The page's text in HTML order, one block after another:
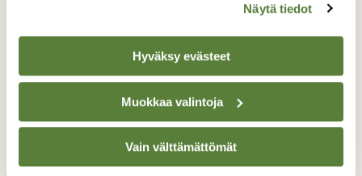
Näytä tiedot
Hyväksy evästeet
Muokkaa valintoja
Vain välttämättömät
Kärsivällinen oli poikanen emoa
odottaessaan, mutta viimein avasi nokkansa
oikein kunnolla siihen tyyliin, että nyt riittää!
TAKAISIN LISTAAN